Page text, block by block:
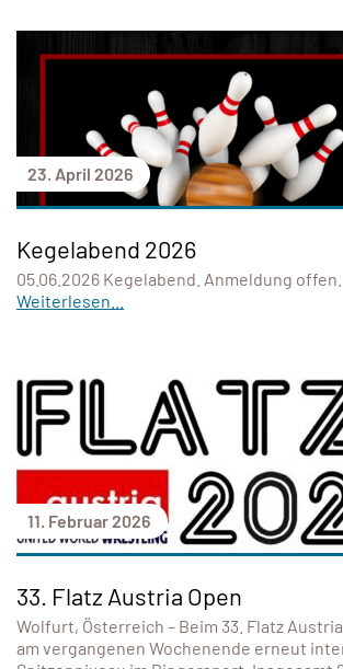
23. April 2026
Kegelabend 2026
05.06.2026 Kegelabend. Anmeldung offen.
Weiterlesen...
11. Februar 2026
33. Flatz Austria Open
Wolfurt, Österreich – Beim 33. Flatz
am vergangenen Wochenende erneut